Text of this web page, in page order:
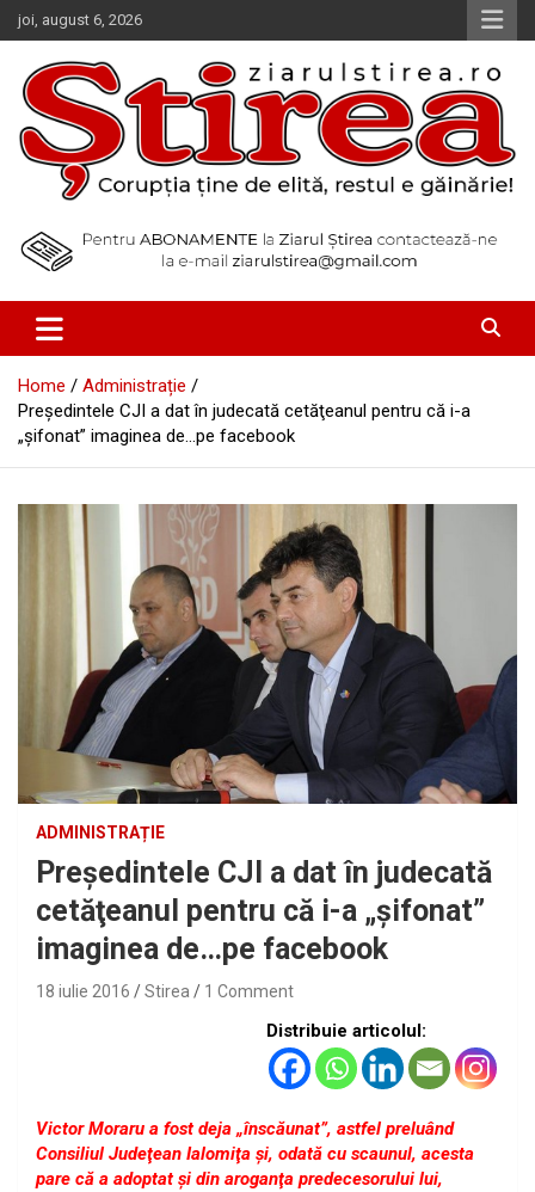
Skip
to
content
joi, august 6, 2026
Ziarul Știrea
Home
Administrație
Preşedintele CJI a dat în judecată cetăţeanul pentru că i-a
„şifonat” imaginea de…pe facebook
ADMINISTRAȚIE
Preşedintele CJI a dat în judecată
cetăţeanul pentru că i-a „şifonat”
imaginea de…pe facebook
18 iulie 2016 Stirea 1 Comment
Distribuie articolul:
Victor Moraru a fost deja „înscăunat”, astfel preluând
Consiliul Judeţean Ialomiţa şi, odată cu scaunul, acesta
pare că a adoptat şi din aroganţa predecesorului lui,